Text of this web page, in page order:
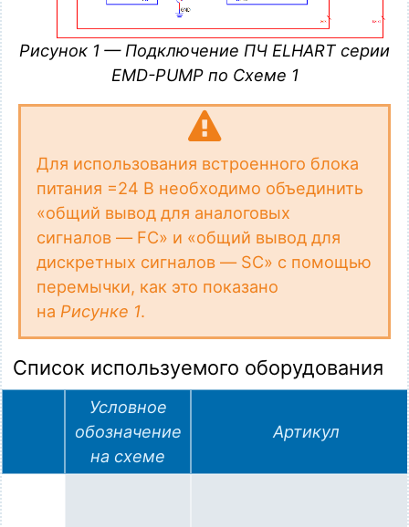
Рисунок 1 — Подключение ПЧ ELHART серии
EMD-PUMP по Схеме 1
Для использования встроенного блока
питания =24 В необходимо объединить
«общий вывод для аналоговых
сигналов — FC» и «общий вывод для
дискретных сигналов — SC» с помощью
перемычки, как это показано
на Рисунке 1.
Список используемого оборудования
Условное
обозначение
на схеме
Артикул